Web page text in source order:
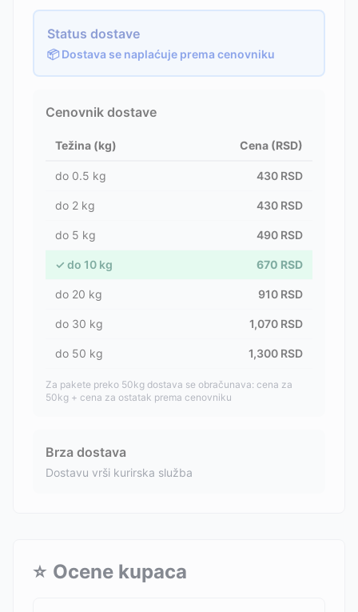
Status dostave
📦 Dostava se naplaćuje prema cenovniku
Cenovnik dostave
Težina (kg) Cena (RSD)
do 0.5 kg 430 RSD
do 2 kg 430 RSD
do 5 kg 490 RSD
✓ do 10 kg 670 RSD
do 20 kg 910 RSD
do 30 kg 1,070 RSD
do 50 kg 1,300 RSD
Za pakete preko 50kg dostava se obračunava: cena za
50kg + cena za ostatak prema cenovniku
Brza dostava
Dostavu vrši kurirska služba
⭐ Ocene kupaca